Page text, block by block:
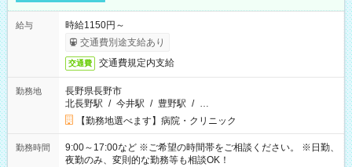
給与
時給1150円～
交通費別途支給あり
交通費 交通費規定内支給
勤務地
長野県長野市
北長野駅 / 今井駅 / 豊野駅 / …
【勤務地選べます】病院・クリニック
勤務時間
9:00～17:00など ※ご希望の時間帯をご相談ください。 ※日勤、
夜勤のみ、変則的な勤務等も相談OK！